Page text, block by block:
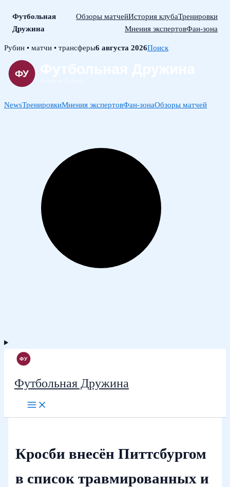
Футбольная
Дружина
Обзоры матчейИстория клубаТренировки
Мнения экспертовФан-зона
Skip
content
Рубин • матчи • трансферы6 августа 2026Поиск
NewsТренировкиМнения экспертовФан-зонаОбзоры матчей
Футбольная Дружина
Кросби внесён Питтсбургом
в список травмированных и